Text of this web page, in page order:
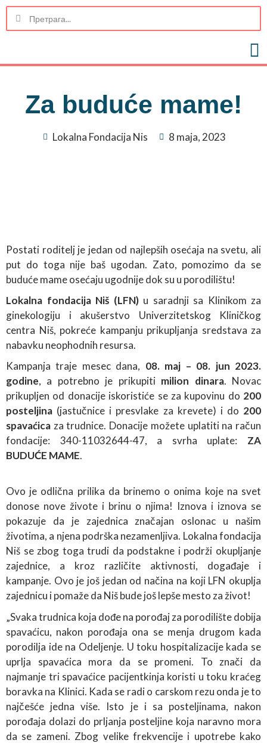
Za buduće mame!
Lokalna Fondacija Nis 8 maja, 2023
Postati roditelj je jedan od najlepših osećaja na svetu, ali
put do toga nije baš ugodan. Zato, pomozimo da se
buduće mame osećaju ugodnije dok su u porodilištu!
Lokalna fondacija Niš (LFN)u saradnji sa Klinikom za
ginekologiju i akušerstvo Univerzitetskog Kliničkog
centra Niš, pokreće kampanju prikupljanja sredstava za
nabavku neophodnih resursa.
Kampanja traje mesec dana, 08. maj – 08. jun 2023.
godine, a potrebno je prikupiti milion dinara. Novac
prikupljen od donacije iskoristiće se za kupovinu do 200
posteljina (jastučnice i presvlake za krevete) i do 200
spavaćica za trudnice. Donacije možete uplatiti na račun
fondacije: 340-11032644-47, a svrha uplate: ZA
BUDUĆE MAME.
Ovo je odlična prilika da brinemo o onima koje na svet
donose nove živote i brinu o njima! Iznova i iznova se
pokazuje da je zajednica značajan oslonac u našim
životima, a njena podrška nezamenljiva. Lokalna fondacija
Niš se zbog toga trudi da podstakne i podrži okupljanje
zajednice, a kroz različite aktivnosti, događaje i
kampanje. Ovo je još jedan od načina na koji LFN okuplja
zajednicu i pomaže da Niš bude još lepše mesto za život!
„Svaka trudnica koja dođe na porođaj za porodilište dobija
spavaćicu, nakon porođaja ona se menja drugom kada
porodilja ide na Odeljenje. U toku hospitalizacije kada se
uprlja spavaćica mora da se promeni. To znači da
najmanje tri spavaćice pacijentkinja koristi u toku kraćeg
boravka na Klinici. Kada se radi o carskom rezu onda je to
najčešće jedna više. Isto je i sa posteljinama, nakon
porođaja dolazi do prljanja posteljine koja naravno mora
da se zameni. Zbog velike frekvencije i upotrebe kako